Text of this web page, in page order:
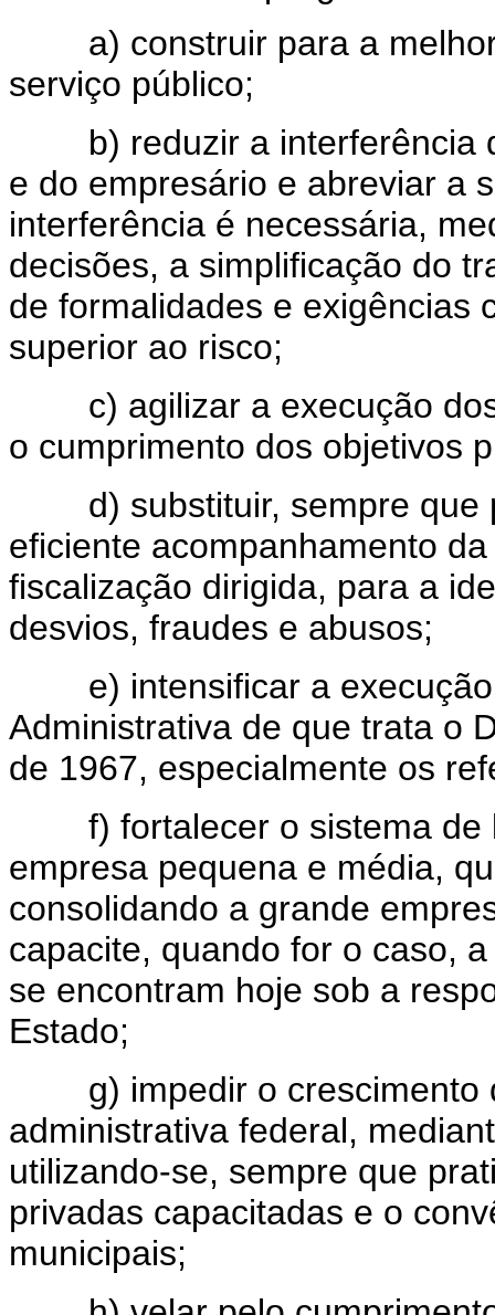
a) construir para a
serviço público;
b) reduzir a interferência
e do empresário e abreviar a
interferência é necessária,
decisões, a simplificação do
de formalidades e exigências
superior ao risco;
c) agilizar a execução dos
o cumprimento dos objetivos
d) substituir, sempre que
eficiente acompanhamento
fiscalização dirigida, para a
desvios, fraudes e abusos;
e) intensificar a execução
Administrativa de que trata o
de 1967, especialmente os
f) fortalecer o sistema de
empresa pequena e média,
consolidando a grande
capacite, quando for o caso,
se encontram hoje sob a
Estado;
g) impedir o crescimento
administrativa federal,
utilizando-se, sempre que
privadas capacitadas e o
municipais;